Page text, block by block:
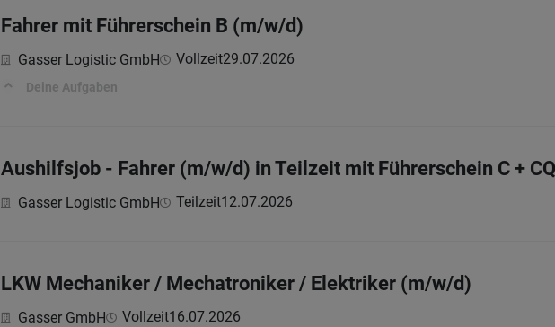
Fahrer mit Führerschein B (m/w/d)
Gasser Logistic GmbH Vollzeit29.07.2026
Deine Aufgaben
Aushilfsjob - Fahrer (m/w/d) in Teilzeit mit Führerschein C +
Gasser Logistic GmbH Teilzeit12.07.2026
LKW Mechaniker / Mechatroniker / Elektriker (m/w/d)
Gasser GmbH Vollzeit16.07.2026